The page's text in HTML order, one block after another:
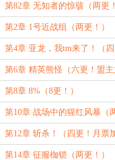
更！）
第82章 无知者的惊骇（两更
第2章 1号近战组（两更！）
第4章 亚龙，我tm来了！（四
更！）
第6章 精英熊怪（六更！盟主
2/3）
第8章 8%（8更！）
第10章 战场中的猩红风暴（
更！）
第12章 斩杀！（四更！月票
2/5）
第14章 征服枷锁（两更！）